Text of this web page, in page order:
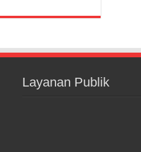
Layanan Publik